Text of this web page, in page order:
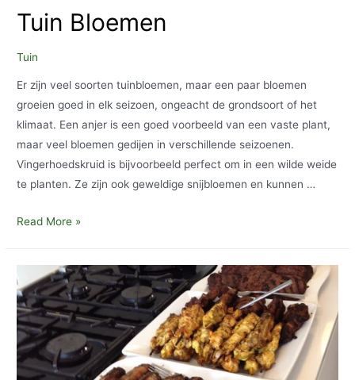
Tuin Bloemen
Tuin
Er zijn veel soorten tuinbloemen, maar een paar bloemen
groeien goed in elk seizoen, ongeacht de grondsoort of het
klimaat. Een anjer is een goed voorbeeld van een vaste plant,
maar veel bloemen gedijen in verschillende seizoenen.
Vingerhoedskruid is bijvoorbeeld perfect om in een wilde weide
te planten. Ze zijn ook geweldige snijbloemen en kunnen …
Tuin
Read More »